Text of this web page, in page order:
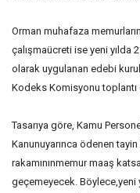
Orman muhafaza
çalışmaücreti ise yeni yılda
olarak uygulanan edebi
Kodeks Komisyonu
Tasarıya göre, Kamu
Kanunuyarınca ödenen
rakamınınmemur maaş
geçemeyecek. Böylece,yeni